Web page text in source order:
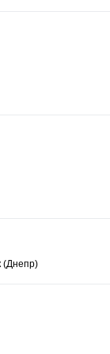
(Днепр)